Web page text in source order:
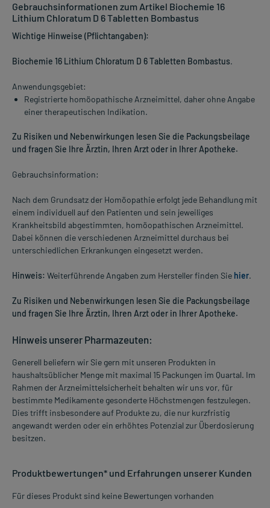
Gebrauchsinformationen zum Artikel Biochemie 16
Lithium Chloratum D 6 Tabletten Bombastus
Wichtige Hinweise (Pflichtangaben):
Biochemie 16 Lithium Chloratum D 6 Tabletten Bombastus.
Anwendungsgebiet:
Registrierte homöopathische Arzneimittel, daher ohne Angabe
einer therapeutischen Indikation.
Zu Risiken und Nebenwirkungen lesen Sie die Packungsbeilage
und fragen Sie Ihre Ärztin, Ihren Arzt oder in Ihrer Apotheke.
Gebrauchsinformation:
Nach dem Grundsatz der Homöopathie erfolgt jede Behandlung mit
einem individuell auf den Patienten und sein jeweiliges
Krankheitsbild abgestimmten, homöopathischen Arzneimittel.
Dabei können die verschiedenen Arzneimittel durchaus bei
unterschiedlichen Erkrankungen eingesetzt werden.
Hinweis: Weiterführende Angaben zum Hersteller finden Sie hier.
Zu Risiken und Nebenwirkungen lesen Sie die Packungsbeilage
und fragen Sie Ihre Ärztin, Ihren Arzt oder in Ihrer Apotheke.
Hinweis unserer Pharmazeuten:
Generell beliefern wir Sie gern mit unseren Produkten in
haushaltsüblicher Menge mit maximal 15 Packungen im Quartal. Im
Rahmen der Arzneimittelsicherheit behalten wir uns vor, für
bestimmte Medikamente gesonderte Höchstmengen festzulegen.
Dies trifft insbesondere auf Produkte zu, die nur kurzfristig
angewandt werden oder ein erhöhtes Potenzial zur Überdosierung
besitzen.
Produktbewertungen* und Erfahrungen unserer Kunden
Für dieses Produkt sind keine Bewertungen vorhanden